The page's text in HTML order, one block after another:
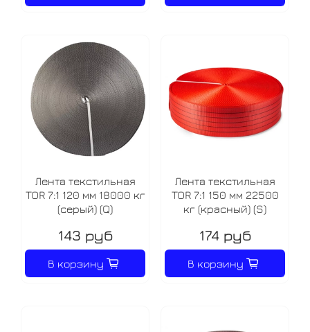
Лента текстильная
TOR 7:1 120 мм 18000 кг
(серый) (Q)
143 руб
В корзину
Лента текстильная
TOR 7:1 150 мм 22500
кг (красный) (S)
174 руб
В корзину